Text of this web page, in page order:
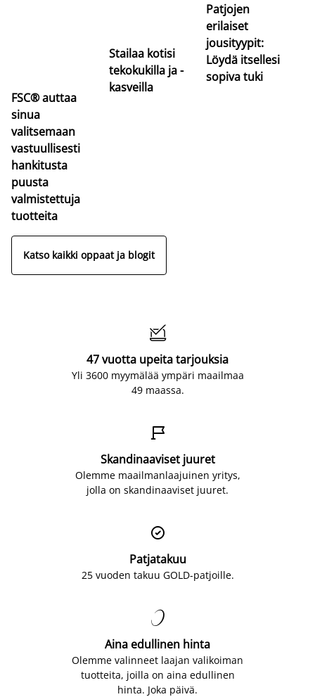
FSC® auttaa
sinua
valitsemaan
vastuullisesti
hankitusta
puusta
valmistettuja
tuotteita
Stailaa kotisi
tekokukilla ja -
kasveilla
Patjojen
erilaiset
jousityypit:
Löydä itsellesi
sopiva tuki
Katso kaikki oppaat ja blogit

47 vuotta upeita tarjouksia
Yli 3600 myymälää ympäri maailmaa
49 maassa.

Skandinaaviset juuret
Olemme maailmanlaajuinen yritys,
jolla on skandinaaviset juuret.

Patjatakuu
25 vuoden takuu GOLD-patjoille.

Aina edullinen hinta
Olemme valinneet laajan valikoiman
tuotteita, joilla on aina edullinen
hinta. Joka päivä.